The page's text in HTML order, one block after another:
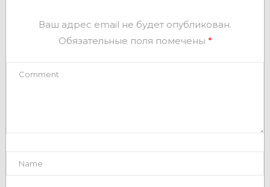
Ваш адрес email не будет опубликован.
Обязательные поля помечены *